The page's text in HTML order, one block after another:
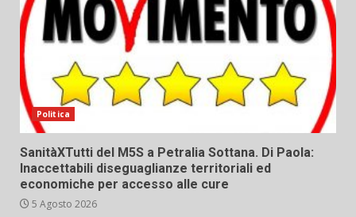
Politica
SanitàXTutti del M5S a Petralia Sottana. Di Paola:
Inaccettabili diseguaglianze territoriali ed
economiche per accesso alle cure
5 Agosto 2026